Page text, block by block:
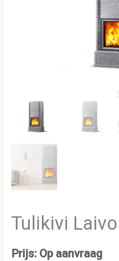
Tulikivi
Prijs: Op aanvraag